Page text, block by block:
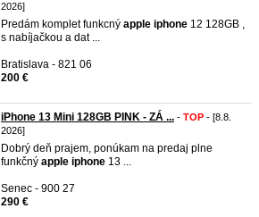
2026]
Predám komplet funkcný apple iphone 12 128GB ,
s nabíjačkou a dat ...
Bratislava - 821 06
200 €
iPhone 13 Mini 128GB PINK - ZÁ ... - TOP - [8.8.
2026]
Dobrý deň prajem, ponúkam na predaj plne
funkčný apple iphone 13 ...
Senec - 900 27
290 €